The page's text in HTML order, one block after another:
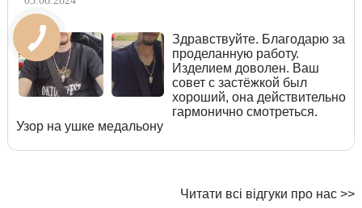
Здравствуйте. Благодарю за
проделанную работу.
Изделием доволен. Ваш
совет с застёжкой был
хороший, она действительно
гармонично смотреться.
Узор на ушке медальону
Читати всі відгуки про нас >>